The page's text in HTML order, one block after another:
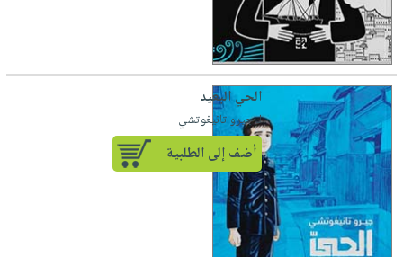
الحي البعيد
لـ جيرو تانيغوتشي
أضف إلى الطلبية